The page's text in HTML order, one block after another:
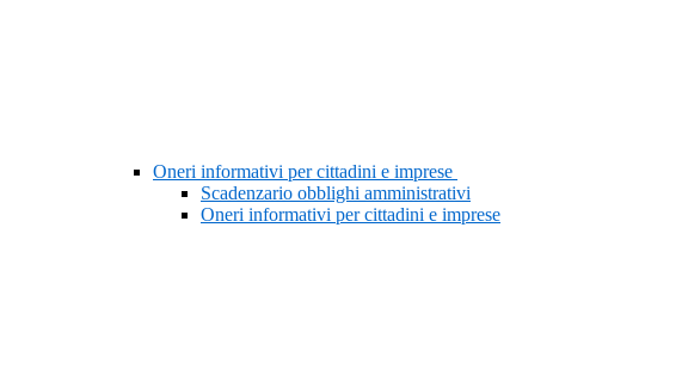
Oneri informativi per cittadini e imprese
Scadenzario obblighi amministrativi
Oneri informativi per cittadini e imprese